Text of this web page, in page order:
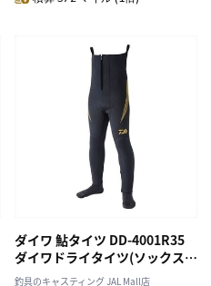
ダイワ 鮎タイツ DD-4001R35
ダイワドライタイツ(ソックス先
丸) ブラック LLB
釣具のキャスティング JAL Mall店